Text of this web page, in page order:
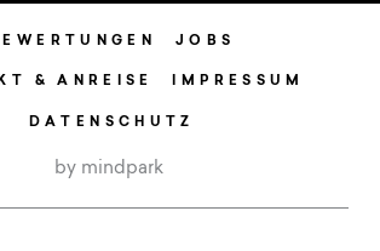
by mindpark
JOBS
& ANREISE IMPRESSUM
DATENSCHUTZ